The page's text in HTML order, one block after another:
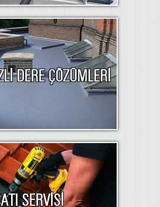
DERE ÇÖZÜMLERİ
SERVİSİ